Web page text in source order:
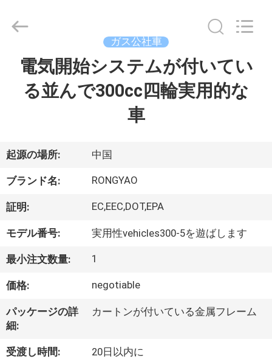
ダ
ク
ト
私
に
つ
い
Shanghai
Rongyao
Reserved.
ガス公社車
電気開始システムが付いてい
る並んで300cc四輪実用的な
車
起源の場所: 中国
ブランド名: RONGYAO
証明: EC,EEC,DOT,EPA
モデル番号: 実用性vehicles300-5を遊ばします
最小注文数量: 1
価格: negotiable
パッケージの詳
細:
カートンが付いている金属フレーム
受渡し時間: 20日以内に